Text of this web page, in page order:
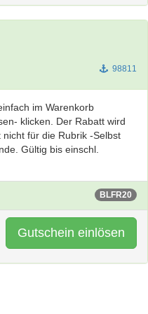
98811
im Warenkorb
klicken. Der Rabatt wird
für die Rubrik -Selbst
Gültig bis einschl.
BLFR20
Gutschein einlösen